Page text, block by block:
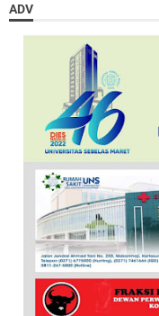
ADV